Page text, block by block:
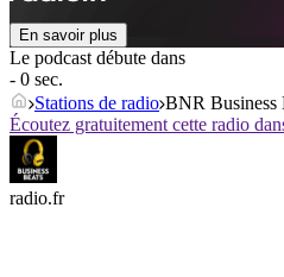
En savoir plus
Le podcast débute dans
- 0 sec.
Stations de radio BNR Business
Écoutez gratuitement cette radio
radio.fr